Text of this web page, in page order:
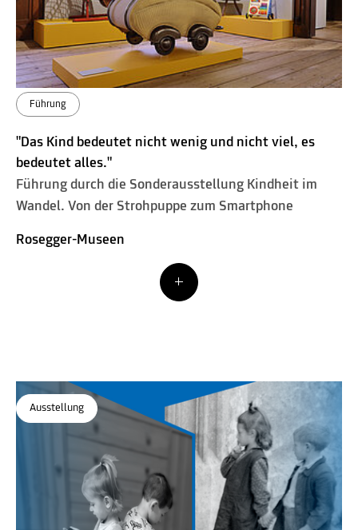
Führung
"Das Kind bedeutet nicht wenig und nicht viel, es
bedeutet alles."
Führung durch die Sonderausstellung Kindheit im
Wandel. Von der Strohpuppe zum Smartphone
Rosegger-Museen
Ausstellung